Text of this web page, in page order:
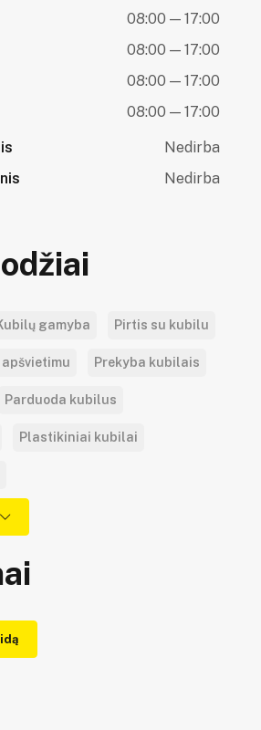
08:00 — 17:00
08:00 — 17:00
08:00 — 17:00
08:00 — 17:00
Nedirba
Nedirba
gamyba Pirtis su kubilu
Prekyba kubilais
Parduoda kubilus
Plastikiniai kubilai